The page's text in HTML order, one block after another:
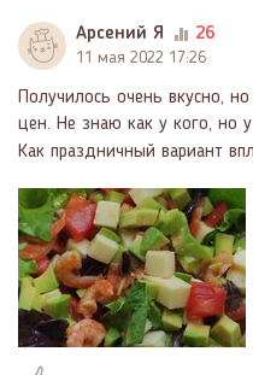
Арсений Я 26
11 мая 2022 17:26
Получилось очень вкусно,
цен. Не знаю как у кого, но
Как праздничный вариант